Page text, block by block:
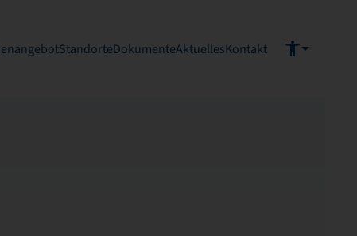
StandorteDokumenteAktuellesKontakt